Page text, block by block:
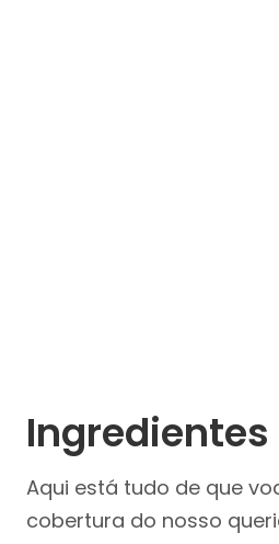
Aqui está tudo de que
cobertura do nosso